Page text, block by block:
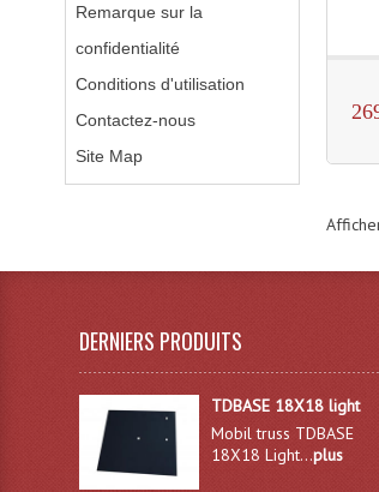
Remarque sur la
confidentialité
Conditions d'utilisation
Contactez-nous
Site Map
DERNIERS PRODUITS
TDBASE 18X18 light
Mobil truss TDBASE
18X18 Light...plus